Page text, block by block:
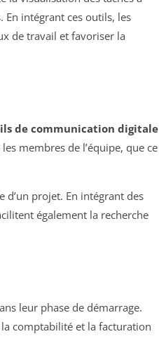
En intégrant ces outils, les
de travail et favoriser la
de communication digitale
membres de l’équipe, que ce
d’un projet. En intégrant des
également la recherche
leur phase de démarrage.
comptabilité et la facturation